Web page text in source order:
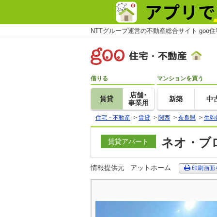
NTTグループ運営の不動産総合サイト goo
借りる
賃貸
店舗･
事業用
マンションを買う
新築 中
住宅・不動産 > 賃貸 > 関西 > 奈良県 > 生駒
賃貸アパート ネオ・ブ
情報提供元 アットホーム 印刷画面